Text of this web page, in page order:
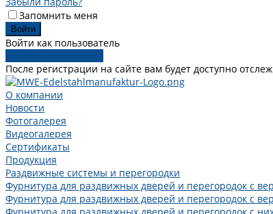
Запомнить меня
Войти как пользователь
После регистрации на сайте вам будет доступно
О компании
Новости
Фотогалерея
Видеогалерея
Сертификаты
Продукция
Раздвижные системы и перегородки
Фурнитура для раздвижных дверей и перегородок с
Фурнитура для раздвижных дверей и перегородок с